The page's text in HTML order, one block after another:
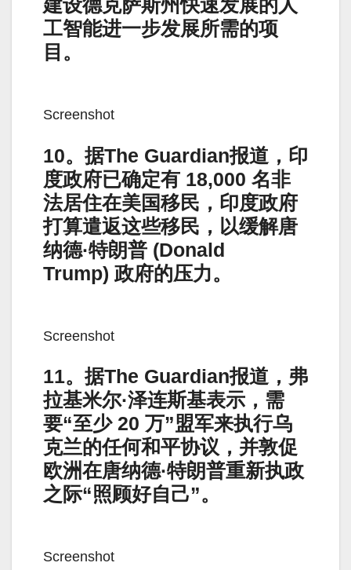
建设德克萨斯州快速发展的人
工智能进一步发展所需的项
目。
Screenshot
10。据The Guardian报道，印
度政府已确定有 18,000 名非
法居住在美国移民，印度政府
打算遣返这些移民，以缓解唐
纳德·特朗普 (Donald
Trump) 政府的压力。
Screenshot
11。据The Guardian报道，弗
拉基米尔·泽连斯基表示，需
要“至少 20 万”盟军来执行乌
克兰的任何和平协议，并敦促
欧洲在唐纳德·特朗普重新执政
之际“照顾好自己”。
Screenshot